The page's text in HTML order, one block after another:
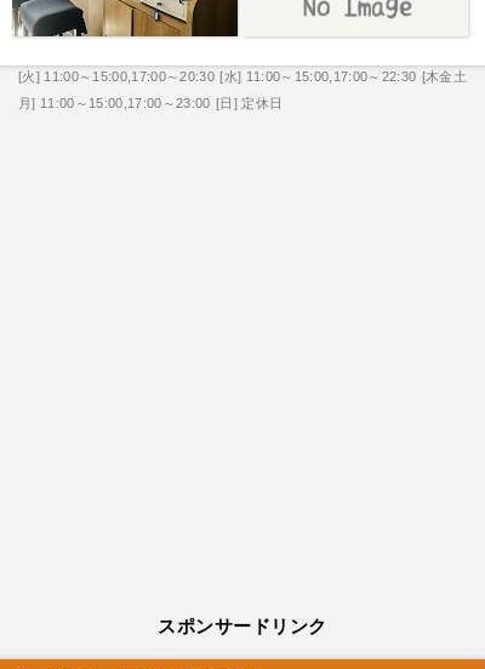
[火] 11:00～15:00,17:00～20:30 [水] 11:00～15:00,17:00～22:30 [木金土
月] 11:00～15:00,17:00～23:00 [日] 定休日
スポンサードリンク